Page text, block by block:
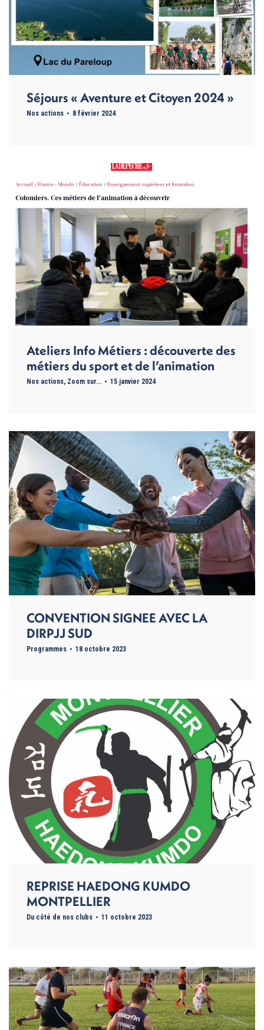
Séjours « Aventure et Citoyen 2024 »
Nos actions 8 février 2024
Ateliers Info Métiers : découverte des
métiers du sport et de l’animation
Nos actions, Zoom sur... 15 janvier 2024
CONVENTION SIGNEE AVEC LA
DIRPJJ SUD
Programmes 18 octobre 2023
REPRISE HAEDONG KUMDO
MONTPELLIER
Du côté de nos clubs 11 octobre 2023